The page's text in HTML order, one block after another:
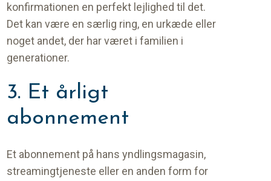
konfirmationen en perfekt lejlighed til det.
Det kan være en særlig ring, en urkæde eller
noget andet, der har været i familien i
generationer.
3. Et årligt
abonnement
Et abonnement på hans yndlingsmagasin,
streamingtjeneste eller en anden form for